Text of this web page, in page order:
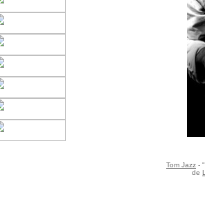
Tom Jazz -
de